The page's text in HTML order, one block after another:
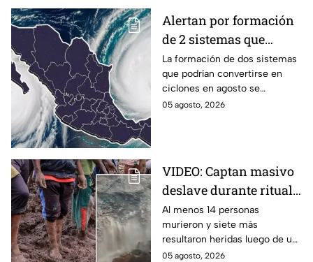
Alertan por formación
de 2 sistemas que
podrían convertirse en
ciclones en agosto:
¿Qué riesgo
representan?
La formación de dos sistemas
que podrían convertirse en
ciclones en agosto se
mantienen bajo vigilancia en el
05 agosto, 2026
VIDEO: Captan masivo
deslave durante ritual
religioso; dejó 23
peregrinos sin vida en
monasterio de Etiopía
Al menos 14 personas
murieron y siete más
resultaron heridas luego de un
deslave durante un ritual
05 agosto, 2026